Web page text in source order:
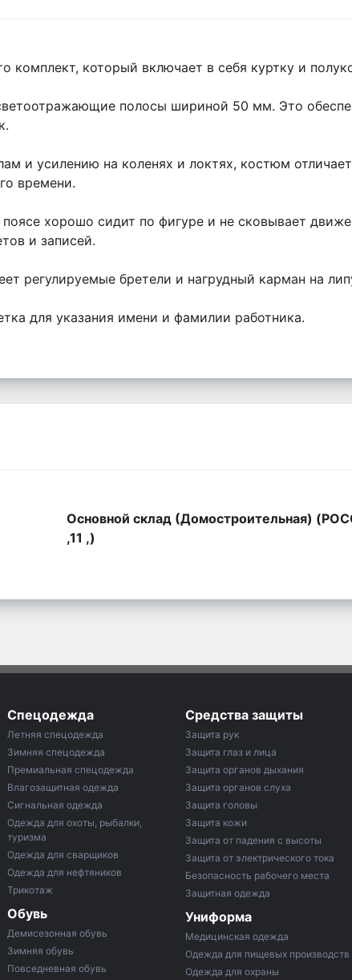
который включает в себя куртку и
полосы шириной 50 мм. Это
и усилению на коленях и локтях, костюм
времени.
хорошо сидит по фигуре и не сковывает
и записей.
регулируемые бретели и нагрудный карман на
для указания имени и фамилии работника.
Основной склад (Домостроительная)
,11 ,)
Спецодежда
Летняя спецодежда
Зимняя спецодежда
Премиальная спецодежда
Влагозащитная одежда
Сигнальная одежда
Одежда для охоты, рыбалки,
туризма
Одежда для сварщиков
Одежда для нефтяников
Трикотаж
Обувь
Демисезонная обувь
Зимняя обувь
Повседневная обувь
Средства защиты
Защита рук
Защита глаз и лица
Защита органов дыхания
Защита органов слуха
Защита головы
Защита кожи
Защита от падения с высоты
Защита от электрического тока
Безопасность рабочего места
Защитная одежда
Униформа
Медицинская одежда
Одежда для пищевых производств
Одежда для охраны